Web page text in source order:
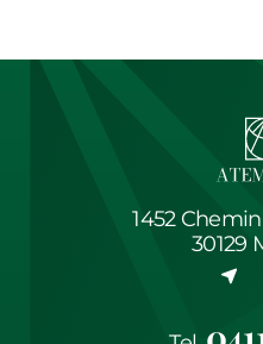
1452
30129